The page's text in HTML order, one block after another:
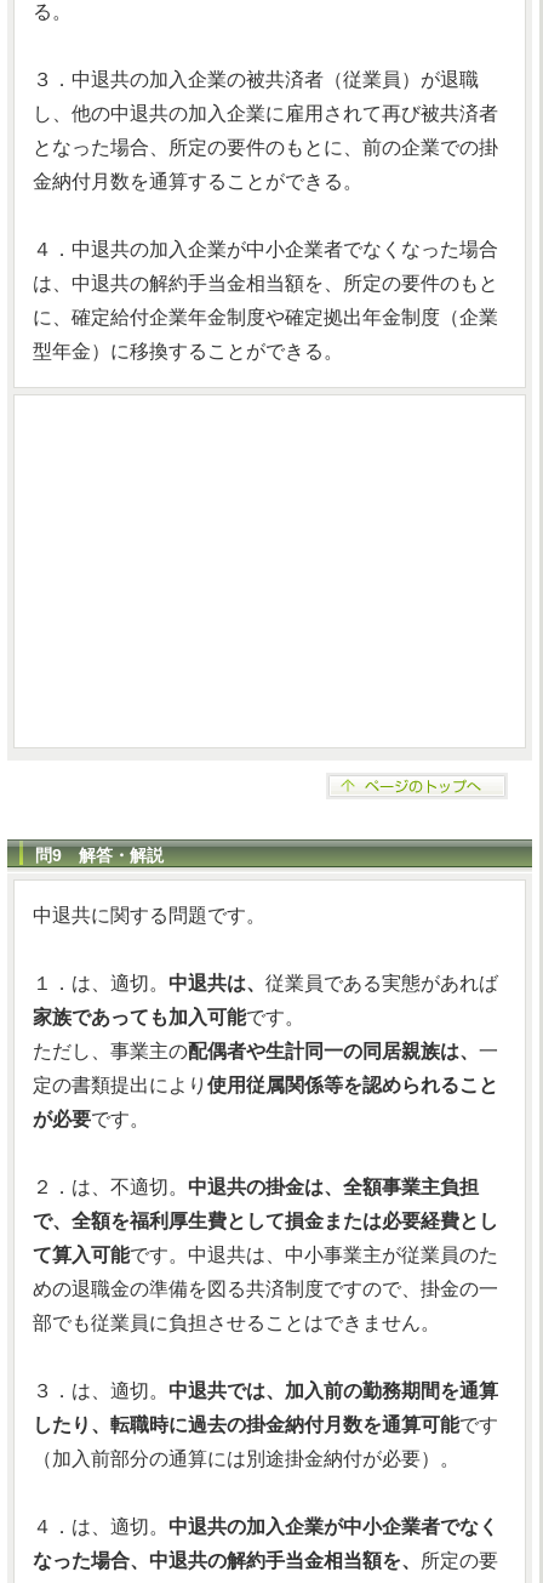
る。
３．中退共の加入企業の被共済者（従業員）が退職
し、他の中退共の加入企業に雇用されて再び被共済者
となった場合、所定の要件のもとに、前の企業での掛
金納付月数を通算することができる。
４．中退共の加入企業が中小企業者でなくなった場合
は、中退共の解約手当金相当額を、所定の要件のもと
に、確定給付企業年金制度や確定拠出年金制度（企業
型年金）に移換することができる。
問9 解答・解説
中退共に関する問題です。
１．は、適切。 中退共は、 従業員である実態があれば
家族であっても加入可能です。
ただし、事業主の配偶者や生計同一の同居親族は、 一
定の書類提出により 使用従属関係等を認められること
が必要です。
２．は、不適切。 中退共の掛金は、全額事業主負担
で、全額を福利厚生費として損金または必要経費とし
て算入可能です。中退共は、中小事業主が従業員のた
めの退職金の準備を図る共済制度ですので、掛金の一
部でも従業員に負担させることはできません。
３．は、適切。 中退共では、加入前の勤務期間を通算
したり、転職時に過去の掛金納付月数を通算可能です
（加入前部分の通算には別途掛金納付が必要）。
４．は、適切。 中退共の加入企業が中小企業者でなく
なった場合、中退共の解約手当金相当額を、
所定の要